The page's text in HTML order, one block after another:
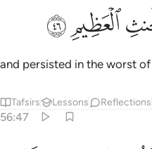
٤٦ ﳃﳄ
and persisted in the worst of
Tafsirs Lessons Reflections
56:47